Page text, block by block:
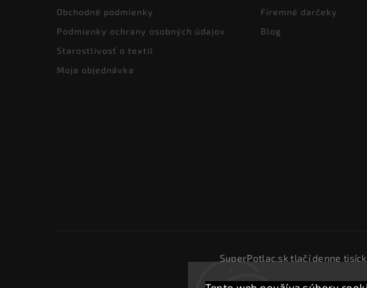
Obchodné podmienky
Podmienky ochrany osobných údajov
Starostlivosť o textil
Moja objednávka
Firemné darčeky
Blog
SuperPotlac.sk tlačí denne